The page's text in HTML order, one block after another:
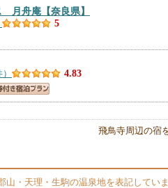
月舟庵 【奈良県】
5
4.83
飛鳥寺周辺の宿
・天理・生駒の温泉地を表記していま